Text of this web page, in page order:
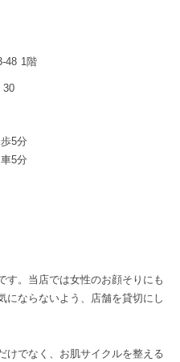
48 1階
30
5分
5分
す。当店では女性のお顔そりにも
にならないよう、店舗を貸切にし
けでなく、お肌サイクルを整える